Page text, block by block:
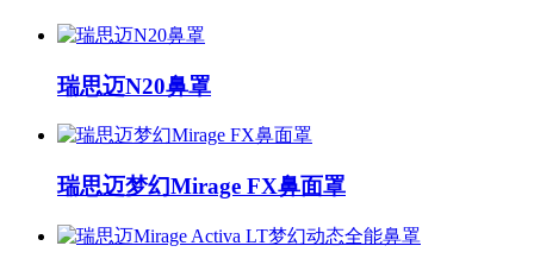
瑞思迈N20鼻罩
瑞思迈梦幻Mirage FX鼻面罩